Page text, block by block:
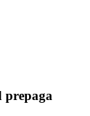
prepaga